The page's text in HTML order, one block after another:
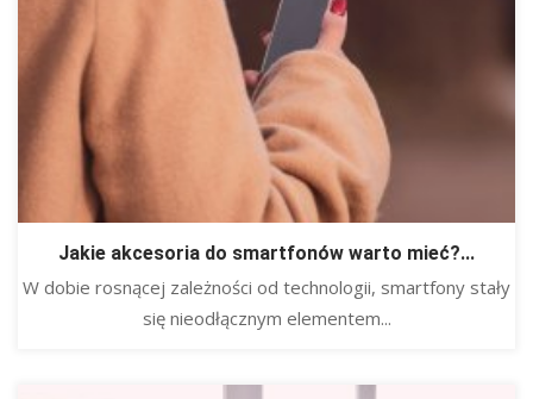
Jakie akcesoria do smartfonów warto mieć?...
W dobie rosnącej zależności od technologii, smartfony stały
się nieodłącznym elementem...